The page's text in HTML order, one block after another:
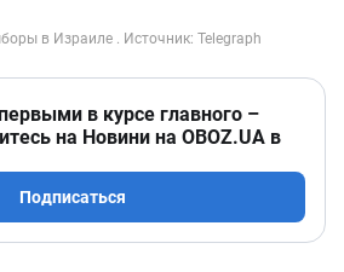
в курсе главного –
на Новини на OBOZ.UA в
Подписаться